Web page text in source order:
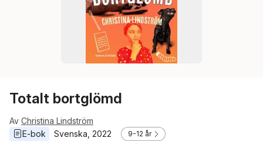
Totalt bortglömd
Av Christina Lindström
E-bok
Svenska 2022 9-12 år